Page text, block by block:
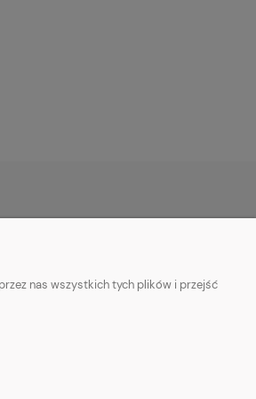
nas wszystkich tych plików i przejść